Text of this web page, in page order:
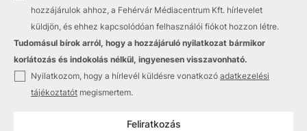
hozzájárulok ahhoz, a Fehérvár Médiacentrum Kft. hírlevelet
küldjön, és ehhez kapcsolódóan felhasználói fiókot hozzon létre.
Tudomásul bírok arról, hogy a hozzájáruló nyilatkozat bármikor
korlátozás és indokolás nélkül, ingyenesen visszavonható.
Nyilatkozom, hogy a hírlevél küldésre vonatkozó adatkezelési
tájékoztatót megismertem.
Feliratkozás